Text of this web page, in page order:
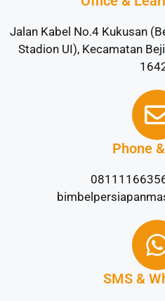
Jalan Kabel No.4 Kukusan
Stadion UI), Kecamatan
Phone
SMS &